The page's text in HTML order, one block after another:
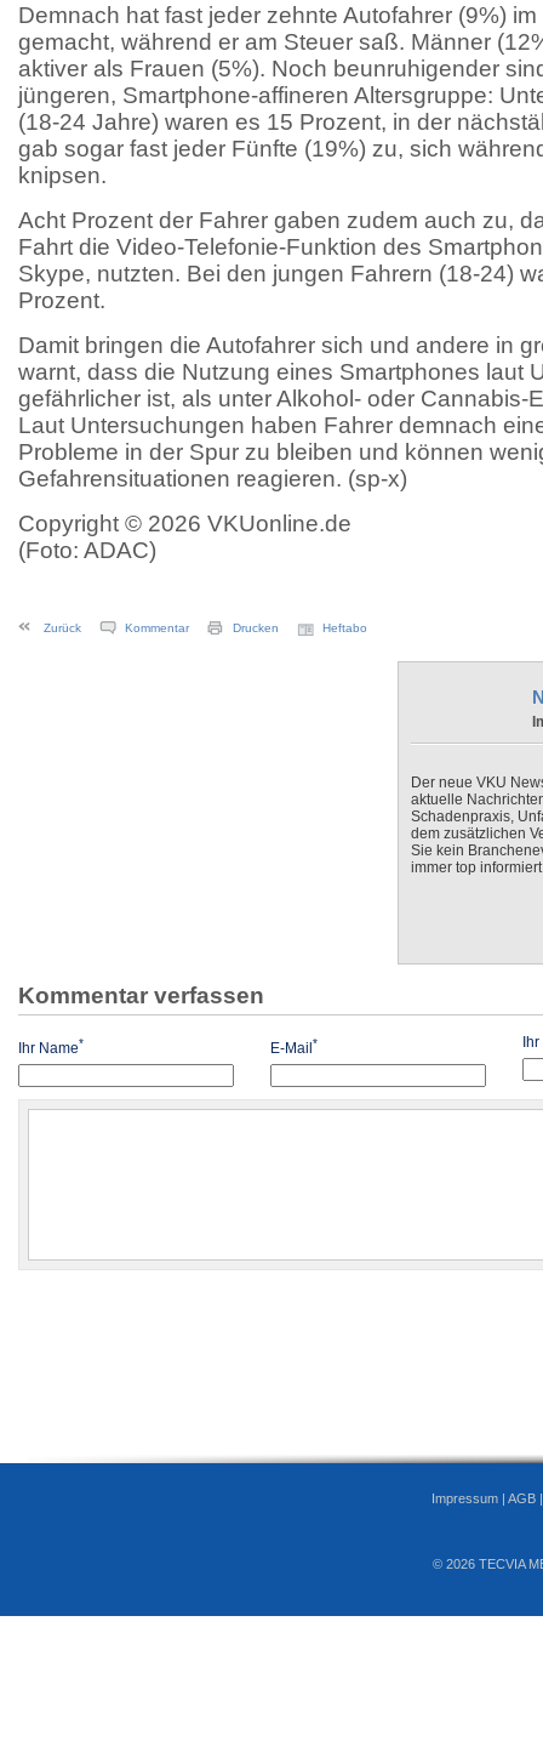
Demnach hat fast jeder zehnte Autofahrer (9%)
gemacht, während er am Steuer saß. Männer
aktiver als Frauen (5%). Noch beunruhigender
jüngeren, Smartphone-affineren Altersgruppe:
(18-24 Jahre) waren es 15 Prozent, in der
gab sogar fast jeder Fünfte (19%) zu, sich
knipsen.
Acht Prozent der Fahrer gaben zudem auch zu,
Fahrt die Video-Telefonie-Funktion des
Skype, nutzten. Bei den jungen Fahrern (18-24)
Prozent.
Damit bringen die Autofahrer sich und andere in
warnt, dass die Nutzung eines Smartphones laut
gefährlicher ist, als unter Alkohol- oder Cannabis-
Laut Untersuchungen haben Fahrer demnach
Probleme in der Spur zu bleiben und können
Gefahrensituationen reagieren. (sp-x)
Copyright © 2026 VKUonline.de
(Foto: ADAC)
Zurück Kommentar Drucken Heftabo
Der neue VKU
aktuelle
Schadenpraxis,
dem zusätzlichen
Sie kein
immer top
Kommentar verfassen
Ihr Name* E-Mail* Ihr
Impressum | AGB
© 2026 TECVIA